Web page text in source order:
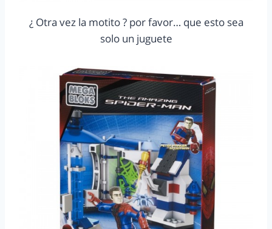
¿ Otra vez la motito ? por favor… que esto sea
solo un juguete